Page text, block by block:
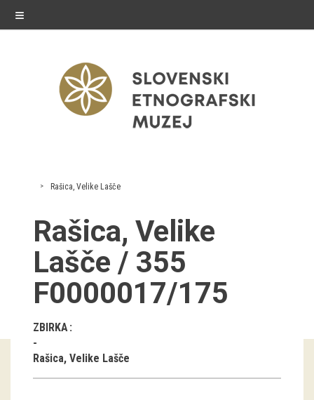
≡
razstave
Stalne razstave
Občasne razstave
Gostovanja
E-razstave
Virtualni sprehodi
Razstavni projekti
Rašica, Velike Lašče
Rašica, Velike
Lašče / 355
F0000017/175
ZBIRKA
Rašica, Velike Lašče